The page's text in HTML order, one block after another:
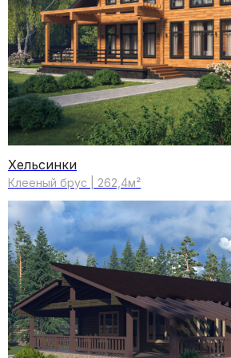
Хельсинки
Клееный брус | 262,4м²
Один подрядчик на все
виды работ.
01
Команда
профессионалов.
02
Официально состоим
03
Соблюдение
04
Хотите посчитать
стоимость своего дома?
Поможем с выбором проекта и рассчитаем
стоимость с учетом ваших пожеланий